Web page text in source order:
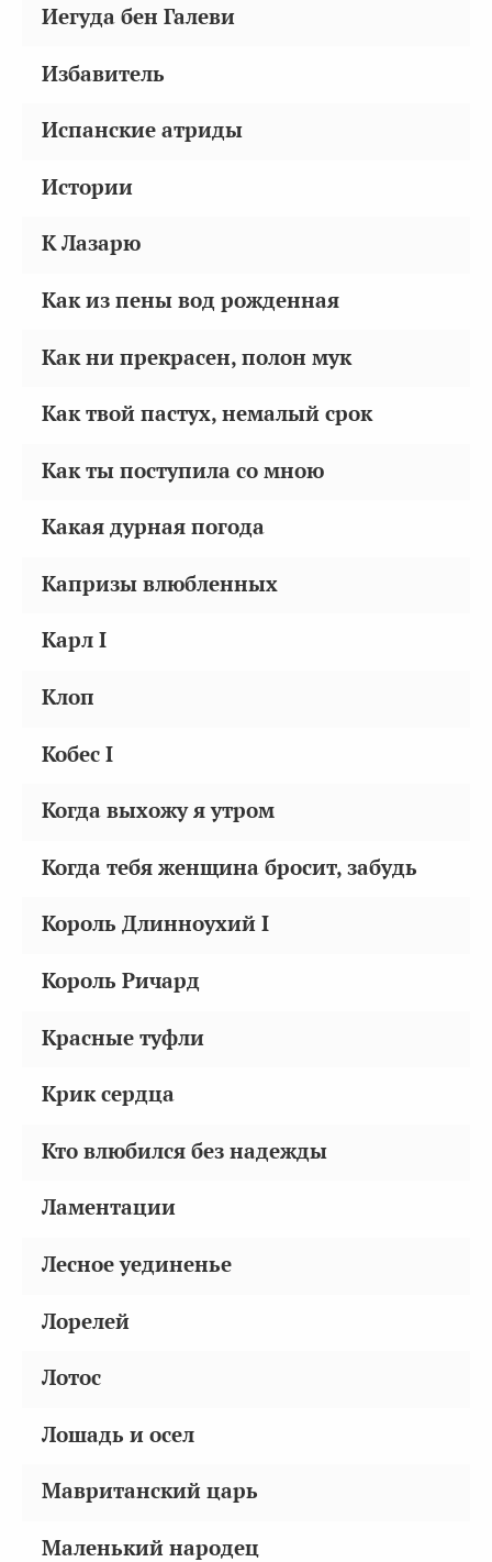
Иегуда бен Галеви
Избавитель
Испанские атриды
Истории
К Лазарю
Как из пены вод рожденная
Как ни прекрасен, полон мук
Как твой пастух, немалый срок
Как ты поступила со мною
Какая дурная погода
Капризы влюбленных
Карл I
Клоп
Кобес I
Когда выхожу я утром
Когда тебя женщина бросит, забудь
Король Длинноухий I
Король Ричард
Красные туфли
Крик сердца
Кто влюбился без надежды
Ламентации
Лесное уединенье
Лорелей
Лотос
Лошадь и осел
Мавританский царь
Маленький народец